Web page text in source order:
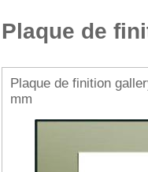
Plaque de
Plaque de finition
mm